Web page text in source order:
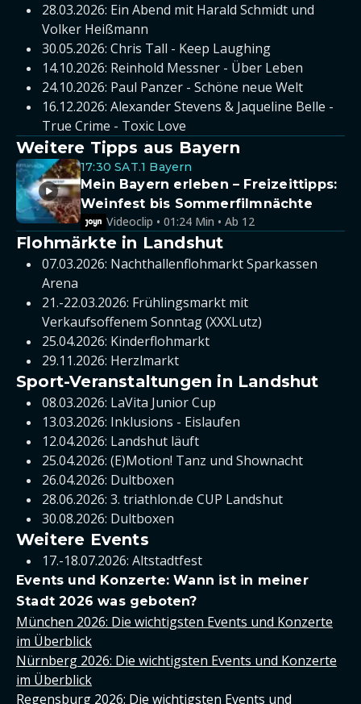
28.03.2026: Ein Abend mit Harald Schmidt und
Volker Heißmann
30.05.2026: Chris Tall - Keep Laughing
14.10.2026: Reinhold Messner - Über Leben
24.10.2026: Paul Panzer - Schöne neue Welt
16.12.2026: Alexander Stevens & Jaqueline Belle -
True Crime - Toxic Love
Weitere Tipps aus Bayern
17:30 SAT.1 Bayern
Mein Bayern erleben – Freizeittipps:
Weinfest bis Sommerfilmnächte
Videoclip • 01:24 Min • Ab 12
Flohmärkte in Landshut
07.03.2026: Nachthallenflohmarkt Sparkassen
Arena
21.-22.03.2026: Frühlingsmarkt mit
Verkaufsoffenem Sonntag (XXXLutz)
25.04.2026: Kinderflohmarkt
29.11.2026: Herzlmarkt
Sport-Veranstaltungen in Landshut
08.03.2026: LaVita Junior Cup
13.03.2026: Inklusions - Eislaufen
12.04.2026: Landshut läuft
25.04.2026: (E)Motion! Tanz und Shownacht
26.04.2026: Dultboxen
28.06.2026: 3. triathlon.de CUP Landshut
30.08.2026: Dultboxen
Weitere Events
17.-18.07.2026: Altstadtfest
Events und Konzerte: Wann ist in meiner
Stadt 2026 was geboten?
München 2026: Die wichtigsten Events und Konzerte
im Überblick
Nürnberg 2026: Die wichtigsten Events und Konzerte
im Überblick
Regensburg 2026: Die wichtigsten Events und